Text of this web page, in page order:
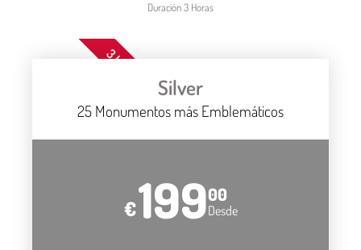
Duración 3 Horas
3 HORAS Silver
25 Monumentos más Emblemáticos
€19900
Desde